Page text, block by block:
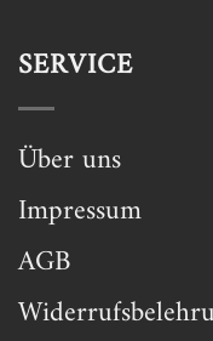
SERVICE
Über uns
Impressum
AGB